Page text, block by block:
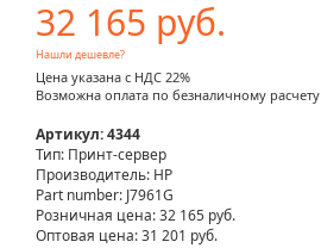
32 165 руб.
Нашли дешевле?
Цена указана с НДС 22%
Возможна оплата по безналичному расчету
Артикул: 4344
Тип: Принт-сервер
Производитель: HP
Part number: J7961G
Розничная цена:32 165 руб.
Оптовая цена: 31 201 руб.